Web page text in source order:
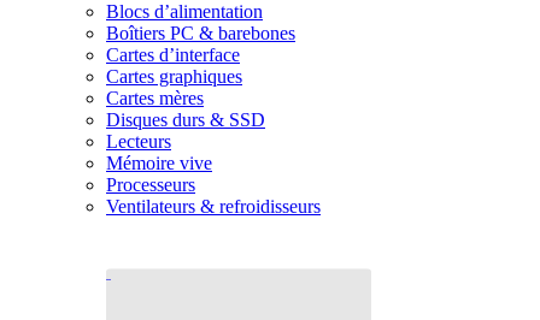
Blocs d’alimentation
Boîtiers PC & barebones
Cartes d’interface
Cartes graphiques
Cartes mères
Disques durs & SSD
Lecteurs
Mémoire vive
Processeurs
Ventilateurs & refroidisseurs